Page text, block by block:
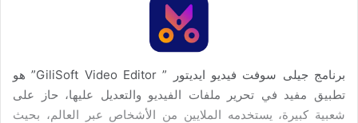
برنامج جيلى سوفت فيديو ايديتور ” GiliSoft Video Editor” هو
تطبيق مفيد في تحرير ملفات الفيديو والتعديل عليها، حاز على
شعبية كبيرة، يستخدمه الملايين من الأشخاص عبر العالم، بحيث